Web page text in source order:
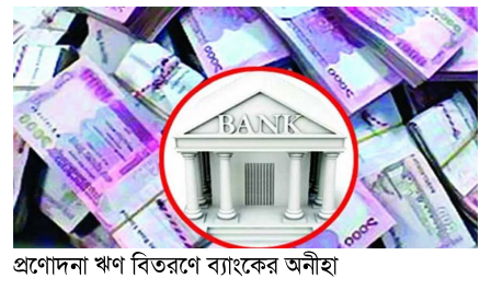
প্রণোদনা ঋণ বিতরণে ব্যাংকের অনীহা